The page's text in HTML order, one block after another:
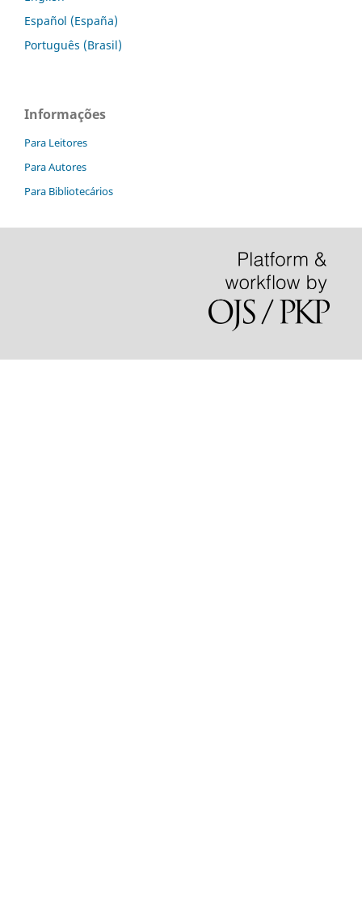
Español (España)
Português (Brasil)
Informações
Para Leitores
Para Autores
Para Bibliotecários